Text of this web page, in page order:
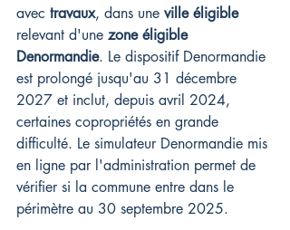
avec travaux, dans une ville éligible
relevant d'une zone éligible
Denormandie. Le dispositif Denormandie
est prolongé jusqu'au 31 décembre
2027 et inclut, depuis avril 2024,
certaines copropriétés en grande
difficulté. Le simulateur Denormandie mis
en ligne par l'administration permet de
vérifier si la commune entre dans le
périmètre au 30 septembre 2025.